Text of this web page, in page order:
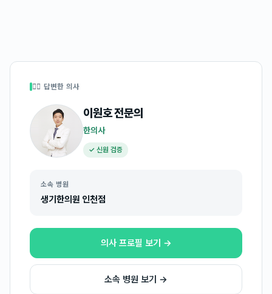
👩‍⚕️ 답변한 의사
이원호전문의
한의사
✓ 신원 검증
소속 병원
생기한의원 인천점
의사 프로필 보기 →
소속 병원 보기 →